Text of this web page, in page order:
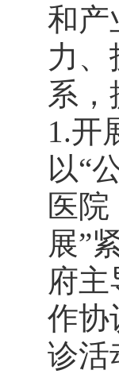
和产
力
系
1.开
以“
医
展”
府主
作协
诊活